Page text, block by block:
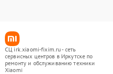
СЦ irk.xiaomi-fixim.ru - сеть
сервисных центров в Иркутске по
ремонту и обслуживанию техники
Xiaomi